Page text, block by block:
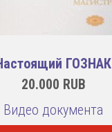
ГОЗНАК
20.000 RUB
Видео документа